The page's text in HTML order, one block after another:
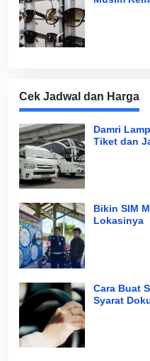
Cek Jadwal dan Harga
Damri
Tiket dan
Bikin SIM
Lokasinya
Cara Buat
Syarat